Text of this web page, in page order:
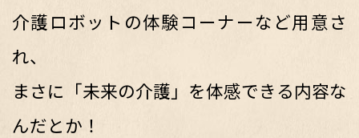
介護ロボットの体験コーナーなど用意さ
れ、
まさに「未来の介護」を体感できる内容な
んだとか！